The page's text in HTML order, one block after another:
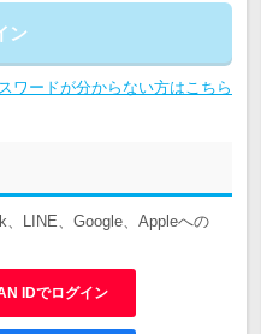
ン
ワードが分からない方はこちら
LINE、Google、Appleへの
IDでログイン